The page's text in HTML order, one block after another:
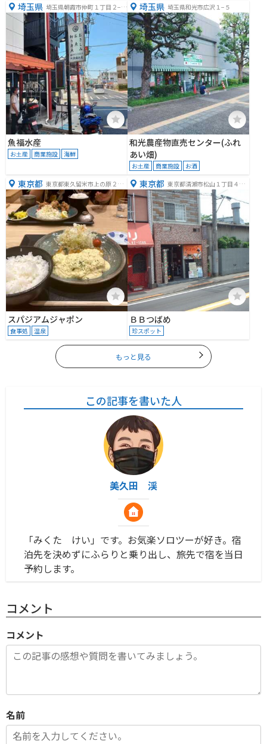
埼玉県 埼玉県朝霞市仲町１丁目２−１
８
魚福水産
お土産 商業施設 海鮮
埼玉県 埼玉県和光市広沢１−５
和光農産物直売センター(ふれ
あい畑)
お土産 商業施設 お酒
東京都 東京都東久留米市上の原２丁
目７−７
スパジアムジャポン
食事処 温泉
東京都 東京都清瀬市松山１丁目４６
−３０
ＢＢつばめ
珍スポット
もっと見る
この記事を書いた人
美久田 渓
「みくた けい」です。お気楽ソロツーが好き。宿
泊先を決めずにふらりと乗り出し、旅先で宿を当日
予約します。
コメント
コメント
名前